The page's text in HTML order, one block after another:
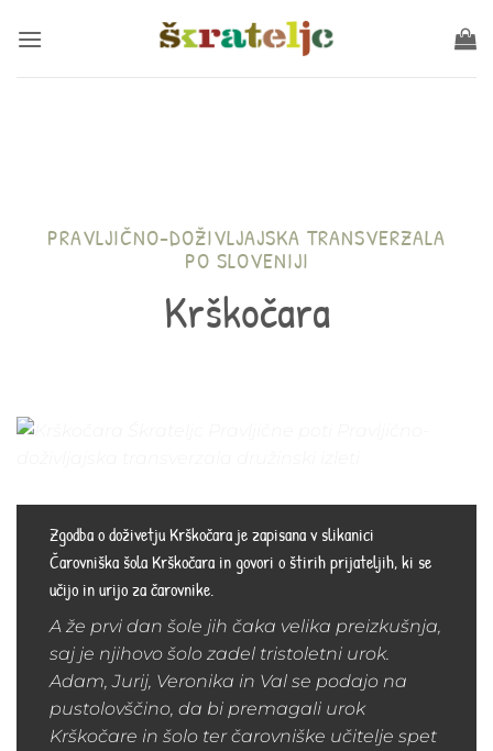
na
PRAVLJIČNO-DOŽIVLJAJSKA TRANSVERZALA
PO SLOVENIJI
Krškočara
Zgodba o doživetju Krškočara je zapisana v slikanici
Čarovniška šola Krškočara in govori o štirih prijateljih, ki se
učijo in urijo za čarovnike.
A že prvi dan šole jih čaka velika preizkušnja,
saj je njihovo šolo zadel tristoletni urok.
Adam, Jurij, Veronika in Val se podajo na
pustolovščino, da bi premagali urok
Krškočare in šolo ter čarovniške učitelje spet